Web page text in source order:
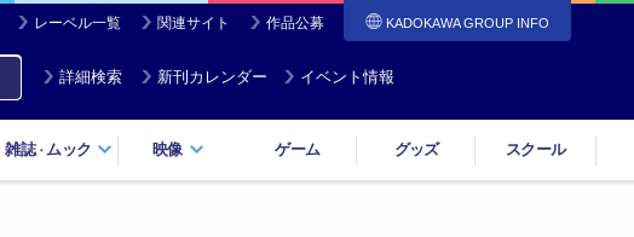
レーベル一覧 関連サイト 作品公募 KADOKAWA GROUP INFO
詳細検索 新刊カレンダー イベント情報
雑誌・ ムック 映像 ゲーム グッズ スクール